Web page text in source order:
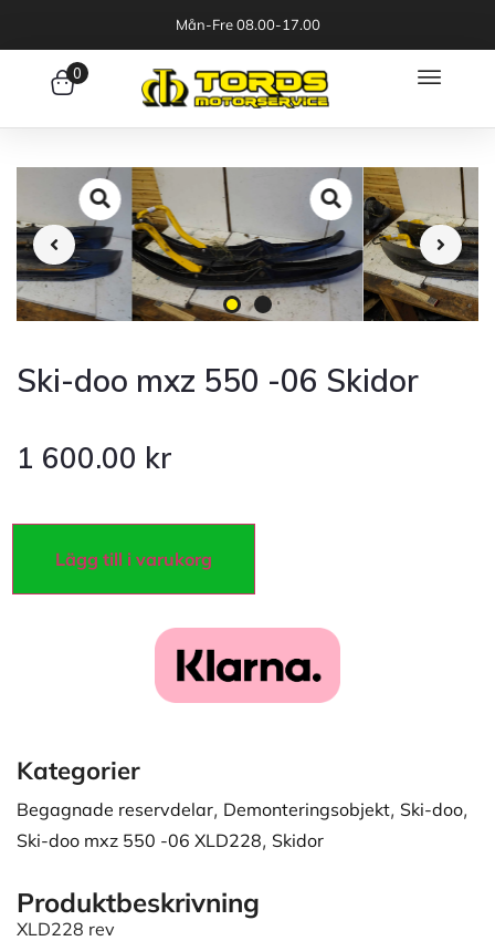
Mån-Fre 08.00-17.00
0
Ski-doo mxz 550 -06 Skidor
1 600.00 kr
Lägg till i varukorg
Kategorier
Begagnade reservdelar, Demonteringsobjekt, Ski-doo,
Ski-doo mxz 550 -06 XLD228, Skidor
Produktbeskrivning
XLD228 rev